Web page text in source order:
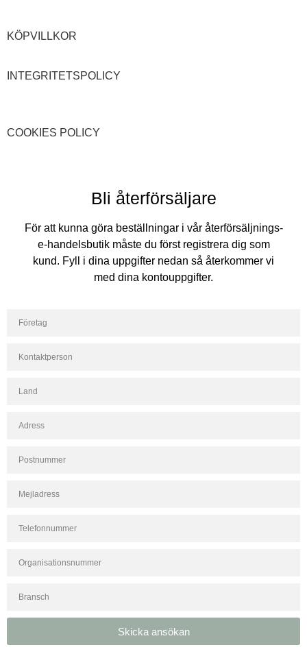
KÖPVILLKOR
INTEGRITETSPOLICY
COOKIES POLICY
Bli återförsäljare
För att kunna göra beställningar i vår återförsäljnings-
e-handelsbutik måste du först registrera dig som
kund. Fyll i dina uppgifter nedan så återkommer vi
med dina kontouppgifter.
Skicka ansökan